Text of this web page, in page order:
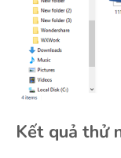
Kết quả thử